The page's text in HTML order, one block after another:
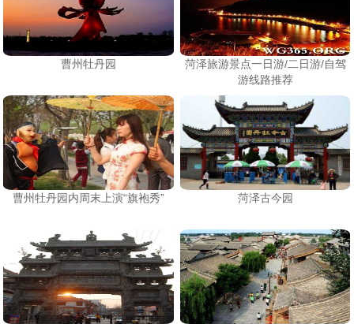
曹州牡丹园
菏泽旅游景点一日游/二日游/自驾
游线路推荐
曹州牡丹园内周末上演“旗袍秀” 菏泽古今园